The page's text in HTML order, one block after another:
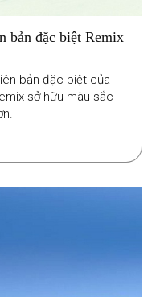
bản đặc biệt Remix
bản đặc biệt của
sở hữu màu sắc